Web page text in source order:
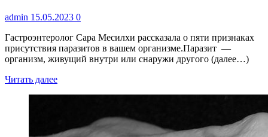
admin 15.05.2023 0
Гастроэнтеролог Сара Месилхи рассказала о пяти признаках
присутствия паразитов в вашем организме.Паразит —
организм, живущий внутри или снаружи другого (далее…)
Читать далее